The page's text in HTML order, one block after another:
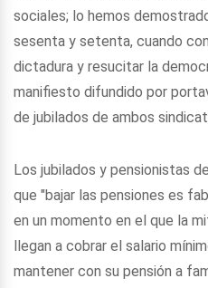
sociales; lo hemos
sesenta y setenta, cuando
dictadura y resucitar la
manifiesto difundido por
de jubilados de ambos
Los jubilados y pensionistas
que "bajar las pensiones es
en un momento en el que la
llegan a cobrar el salario
mantener con su pensión a